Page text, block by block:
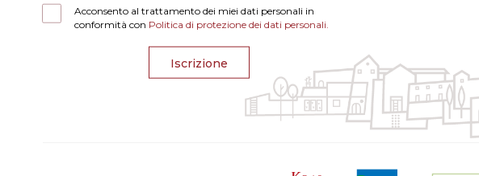
Acconsento al trattamento dei miei dati personali in
conformità con Politica di protezione dei dati personali.
Iscrizione